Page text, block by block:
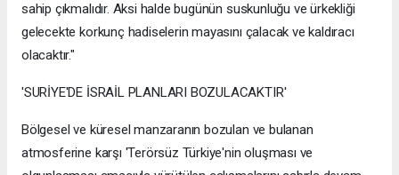
sahip çıkmalıdır. Aksi halde bugünün suskunluğu ve ürkekliği
gelecekte korkunç hadiselerin mayasını çalacak ve kaldıracı
olacaktır."
'SURİYE'DE İSRAİL PLANLARI BOZULACAKTIR'
Bölgesel ve küresel manzaranın bozulan ve bulanan
atmosferine karşı 'Terörsüz Türkiye'nin oluşması ve